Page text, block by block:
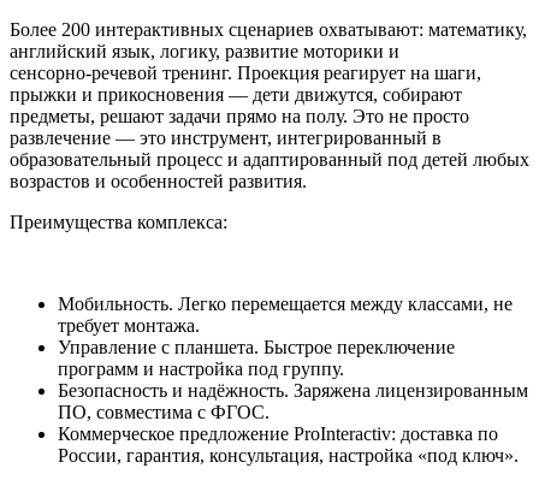
Более 200 интерактивных сценариев охватывают: математику,
английский язык, логику, развитие моторики и
сенсорно‑речевой тренинг. Проекция реагирует на шаги,
прыжки и прикосновения — дети движутся, собирают
предметы, решают задачи прямо на полу. Это не просто
развлечение — это инструмент, интегрированный в
образовательный процесс и адаптированный под детей любых
возрастов и особенностей развития.
Преимущества комплекса:
Мобильность. Легко перемещается между классами, не
требует монтажа.
Управление с планшета. Быстрое переключение
программ и настройка под группу.
Безопасность и надёжность. Заряжена лицензированным
ПО, совместима с ФГОС.
Коммерческое предложение ProInteractiv: доставка по
России, гарантия, консультация, настройка «под ключ».